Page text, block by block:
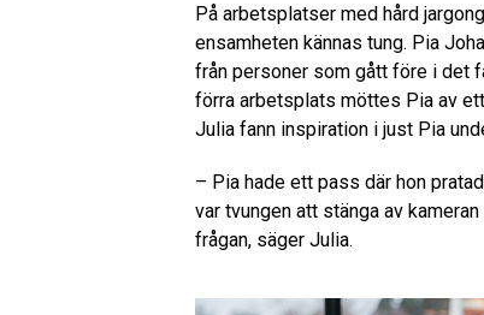
På arbetsplatser med hård
ensamheten kännas tung. Pia
från personer som gått före i det
förra arbetsplats möttes Pia av
Julia fann inspiration i just Pia
– Pia hade ett pass där hon
var tvungen att stänga av
frågan, säger Julia.